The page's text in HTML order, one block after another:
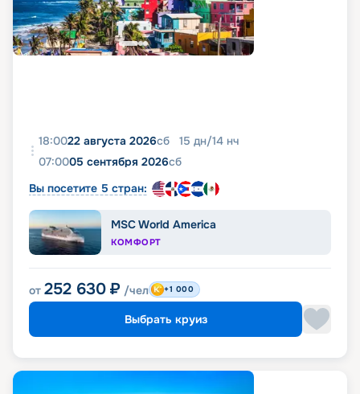
фото, реальные отзывы пассажиров, подробные
характеристики кают и палуб. Вся эта
информация доступна на этой же странице.
18:0022 августа 2026сб 15 дн/14 нч
07:0005 сентября 2026сб
Вы посетите 5 стран:
MSC World America
КОМФОРТ
от 252 630 ₽ /чел +1 000
Выбрать круиз